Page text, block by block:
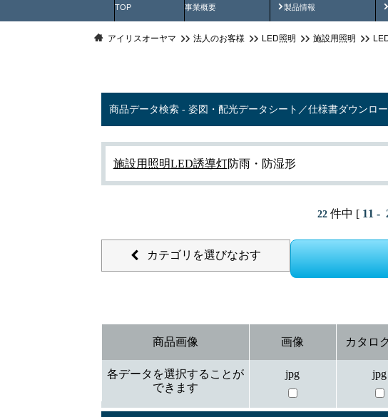
TOP 事業概要 製品情報
製品動画
アイリスオーヤマ 法人のお客様 LED照明 施設用照明
商品データ検索 - 姿図・配光データシート／仕様書ダウンロ
施設用照明LED誘導灯防雨・防湿形
22 件中 [ 11 -
カテゴリを選びなおす
商品画像
各データを選択することが
できます
画像
jpg
カタロ
jpg